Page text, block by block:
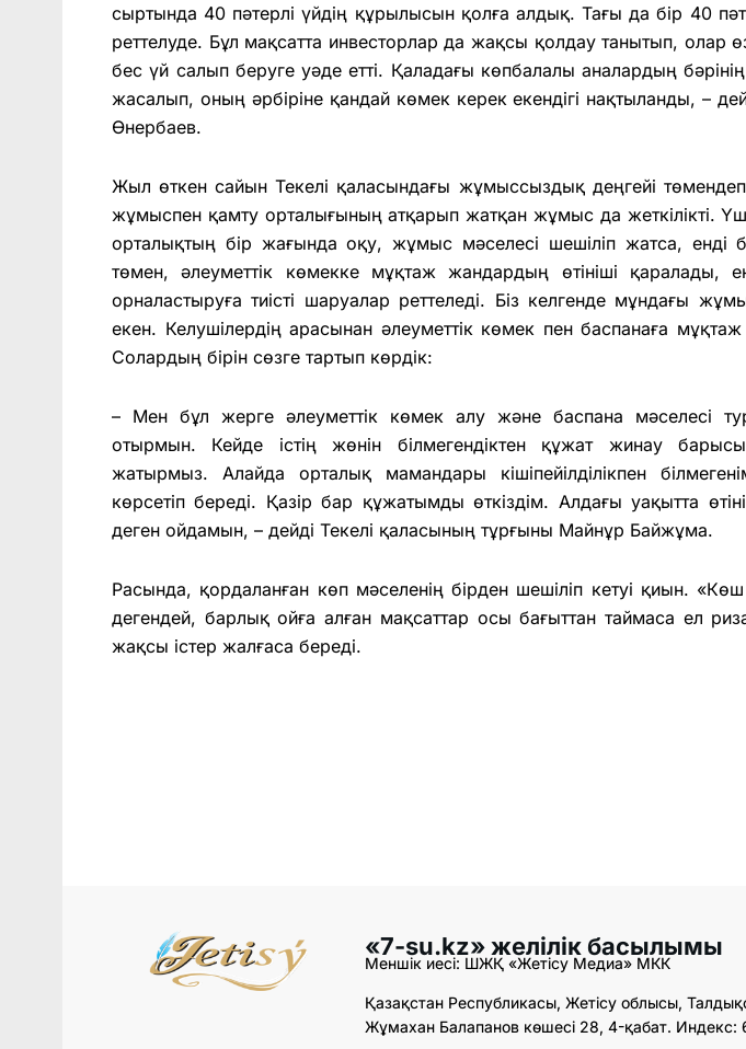
сыртында 40 пәтерлі үйдің құрылысын қолға алдық. Тағы да бір 40
реттелуде. Бұл мақсатта инвесторлар да жақсы қолдау танытып, олар
бес үй салып беруге уәде етті. Қаладағы көпбалалы аналардың
жасалып, оның әрбіріне қандай көмек керек екендігі нақтыланды, –
Өнербаев.
Жыл өткен сайын Текелі қаласындағы жұмыссыздық деңгейі
жұмыспен қамту орталығының атқарып жатқан жұмыс да жеткілікті.
орталықтың бір жағында оқу, жұмыс мәселесі шешіліп жатса, енді
төмен, әлеуметтік көмекке мұқтаж жандардың өтініші қаралады,
орналастыруға тиісті шаруалар реттеледі. Біз келгенде мұндағы
екен. Келушілердің арасынан әлеуметтік көмек пен баспанаға
Солардың бірін сөзге тартып көрдік:
– Мен бұл жерге әлеуметтік көмек алу және баспана мәселесі
отырмын. Кейде істің жөнін білмегендіктен құжат жинау
жатырмыз. Алайда орталық мамандары кішіпейілділікпен
көрсетіп береді. Қазір бар құжатымды өткіздім. Алдағы уақытта
деген ойдамын, – дейді Текелі қаласының тұрғыны Майнұр Байжұма.
Расында, қордаланған көп мәселенің бірден шешіліп кетуі қиын.
дегендей, барлық ойға алған мақсаттар осы бағыттан таймаса ел
жақсы істер жалғаса береді.
«7-su.kz» желілік басылымы
Меншік иесі: ШЖҚ «Жетісу Медиа» МКК
Қазақстан Республикасы, Жетісу облысы,
Жұмахан Балапанов көшесі 28, 4-қабат. Индекс: